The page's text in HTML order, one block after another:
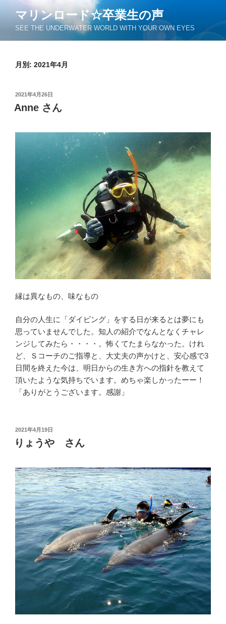
ン
マリンロード☆卒業生の声
SEE THE UNDERWATER WORLD WITH YOUR OWN EYES
月別: 2021年4月
投
稿
日:
2021年4月26日
Anne さん
縁は異なもの、味なもの
自分の人生に「ダイビング」をする日が来るとは夢にも
思っていませんでした。知人の紹介でなんとなくチャレ
ンジしてみたら・・・・。怖くてたまらなかった。けれ
ど、Ｓコーチのご指導と、大丈夫の声かけと、安心感で3
日間を終えた今は、明日からの生き方への指針を教えて
頂いたような気持ちでいます。めちゃ楽しかったーー！
「ありがとうございます。感謝」
投
稿
日:
2021年4月19日
りょうや さん